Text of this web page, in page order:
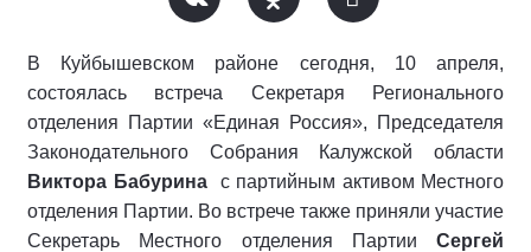
В Куйбышевском районе сегодня, 10 апреля,
состоялась встреча Секретаря Регионального
отделения Партии «Единая Россия», Председателя
Законодательного Собрания Калужской области
Виктора Бабурина
с партийным активом Местного
отделения Партии. Во встрече также приняли участие
Секретарь Местного отделения Партии Сергей